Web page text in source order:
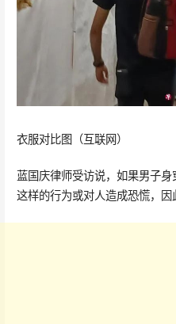
衣服对比图（互联网）
蓝国庆律师受访说，如果男子身
这样的行为或对人造成恐慌，因